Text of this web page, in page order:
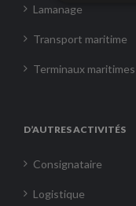
Lamanage
Transport maritime
Terminaux maritimes
D’AUTRES ACTIVITÉS
Consignataire
Logistique